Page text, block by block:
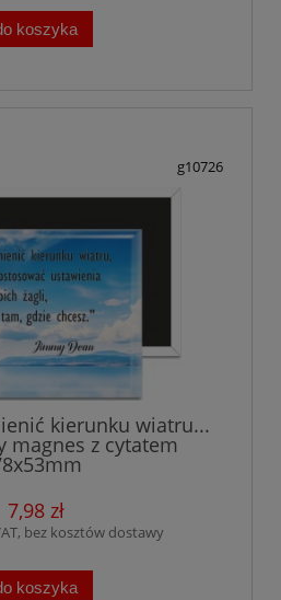
koszyka
g10726
kierunku wiatru...
magnes z cytatem
7,98 zł
bez kosztów dostawy
koszyka